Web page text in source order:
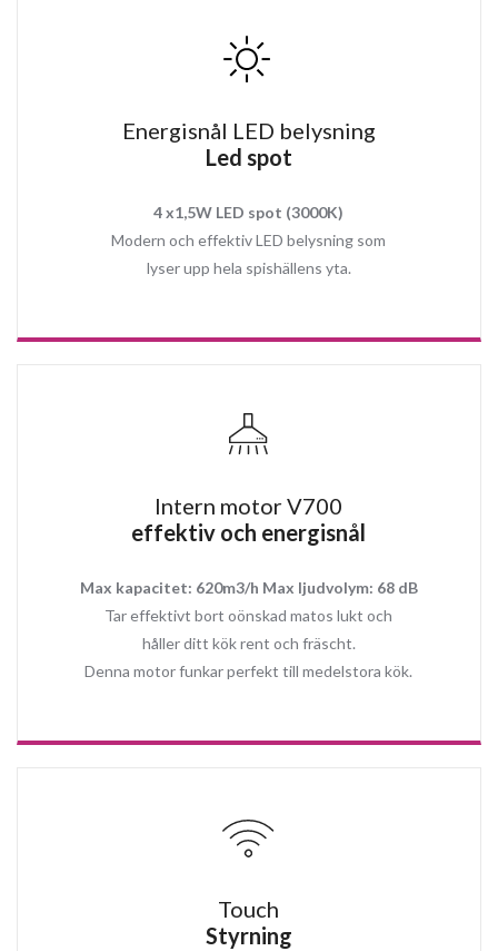
Köksfläktens motor ansluts till en ventilationskanal som har sitt
utblås utanför huset. Motorns utblås diameter är 150 mm (rund).
Plasmafilter och låt Plasman rengöra matoset i ditt kök med hela
Tyst 3 stegs motor
Med en kapacitet upp till 620 m3/h blir köket snabbt fritt från
Anpassad både för frånluft och recirkulation drift
Energisnål och modern LED strip 4x1,5W (3000K)
Tillgänglig i bredd 90 cm
Energisnål LED belysning
Led spot
4 x1,5W LED spot (3000K)
Modern och effektiv LED belysning som
lyser upp hela spishällens yta.
Intern motor V700
effektiv och energisnål
Max kapacitet: 620m3/h Max ljudvolym: 68 dB
Tar effektivt bort oönskad matos lukt och
håller ditt kök rent och fräscht.
Denna motor funkar perfekt till medelstora kök.
Touch
Styrning